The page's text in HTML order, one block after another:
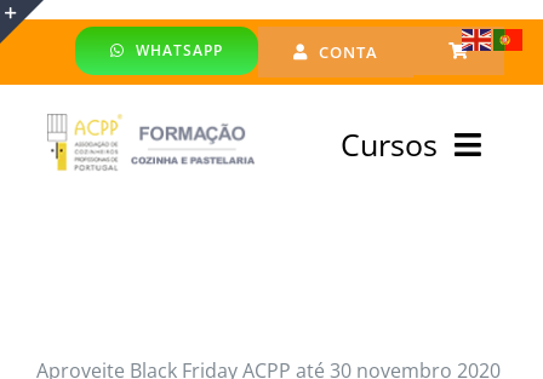
Skip
WHATSAPP CONTA
Cursos
Especialização
Aproveite Black Friday ACPP até 30 novembro 2020